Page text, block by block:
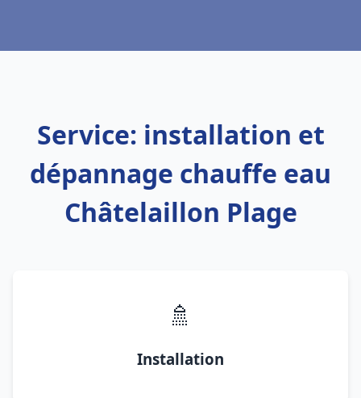
Service: installation et
dépannage chauffe eau
Châtelaillon Plage
🚿
Installation